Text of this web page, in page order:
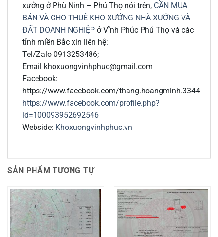
xưởng ở Phù Ninh – Phú Thọ nói trên, CẦN MUA
BÁN VÀ CHO THUÊ KHO XƯỞNG NHÀ XƯỞNG VÀ
ĐẤT DOANH NGHIỆP ở Vĩnh Phúc Phú Thọ và các
tỉnh miền Bắc xin liên hệ:
Tel/Zalo 0913253486;
Email khoxuongvinhphuc@gmail.com
Facebook:
https://www.facebook.com/thang.hoangminh.3344
https://www.facebook.com/profile.php?
id=100093952692546
Webside: Khoxuongvinhphuc.vn
SẢN PHẨM TƯƠNG TỰ